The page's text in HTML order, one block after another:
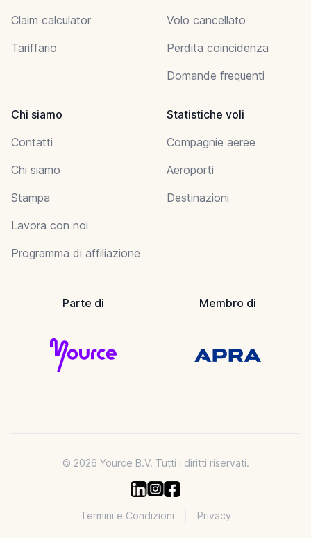
Claim calculator
Tariffario
Volo cancellato
Perdita coincidenza
Domande frequenti
Chi siamo
Contatti
Chi siamo
Stampa
Lavora con noi
Programma di affiliazione
Statistiche voli
Compagnie aeree
Aeroporti
Destinazioni
Parte di Membro di
© 2026 Yource B.V. Tutti i diritti riservati.
Termini e Condizioni Privacy